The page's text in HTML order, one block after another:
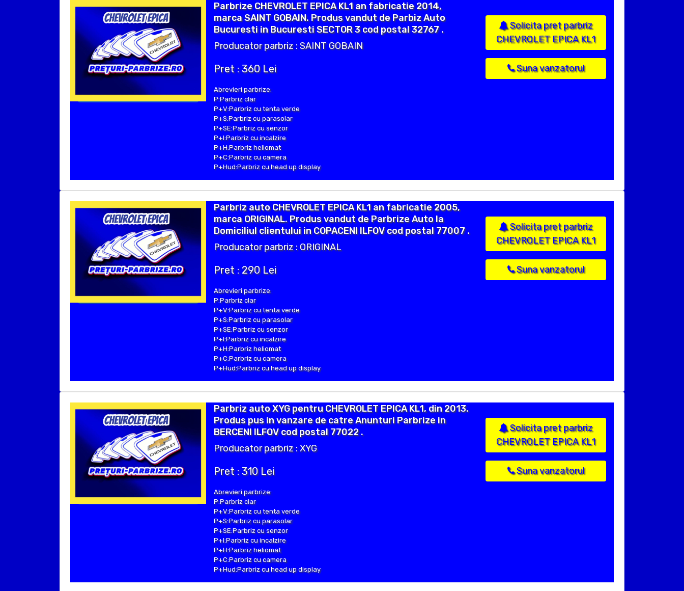
Parbrize CHEVROLET EPICA KL1 an fabricatie 2014,
marca SAINT GOBAIN. Produs vandut de Parbiz Auto
Bucuresti in Bucuresti SECTOR 3 cod postal 32767 .
Producator parbriz : SAINT GOBAIN
Pret : 360 Lei
Abrevieri parbrize:
P:Parbriz clar
P+V:Parbriz cu tenta verde
P+S:Parbriz cu parasolar
P+SE:Parbriz cu senzor
P+I:Parbriz cu incalzire
P+H:Parbriz heliomat
P+C:Parbriz cu camera
P+Hud:Parbriz cu head up display
Solicita pret parbriz
CHEVROLET EPICA KL1
Suna vanzatorul
Parbriz auto CHEVROLET EPICA KL1 an fabricatie 2005,
marca ORIGINAL. Produs vandut de Parbrize Auto la
Domiciliul clientului in COPACENI ILFOV cod postal 77007 .
Producator parbriz : ORIGINAL
Pret : 290 Lei
Abrevieri parbrize:
P:Parbriz clar
P+V:Parbriz cu tenta verde
P+S:Parbriz cu parasolar
P+SE:Parbriz cu senzor
P+I:Parbriz cu incalzire
P+H:Parbriz heliomat
P+C:Parbriz cu camera
P+Hud:Parbriz cu head up display
Solicita pret parbriz
CHEVROLET EPICA KL1
Suna vanzatorul
Parbriz auto XYG pentru CHEVROLET EPICA KL1, din 2013.
Produs pus in vanzare de catre Anunturi Parbrize in
BERCENI ILFOV cod postal 77022 .
Producator parbriz : XYG
Pret : 310 Lei
Abrevieri parbrize:
P:Parbriz clar
P+V:Parbriz cu tenta verde
P+S:Parbriz cu parasolar
P+SE:Parbriz cu senzor
P+I:Parbriz cu incalzire
P+H:Parbriz heliomat
P+C:Parbriz cu camera
P+Hud:Parbriz cu head up display
Solicita pret parbriz
CHEVROLET EPICA KL1
Suna vanzatorul